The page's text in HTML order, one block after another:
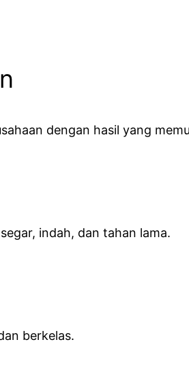
dengan hasil yang
indah, dan tahan lama.
berkelas.